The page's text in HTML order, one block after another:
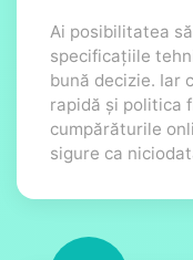
Ai posibilitatea
specificațiile
bună decizie. Iar
rapidă și politica
cumpărăturile
sigure ca